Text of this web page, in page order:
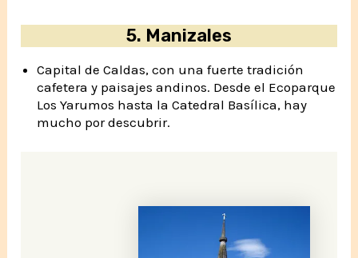
5. Manizales
Capital de Caldas, con una fuerte tradición
cafetera y paisajes andinos. Desde el Ecoparque
Los Yarumos hasta la Catedral Basílica, hay
mucho por descubrir.